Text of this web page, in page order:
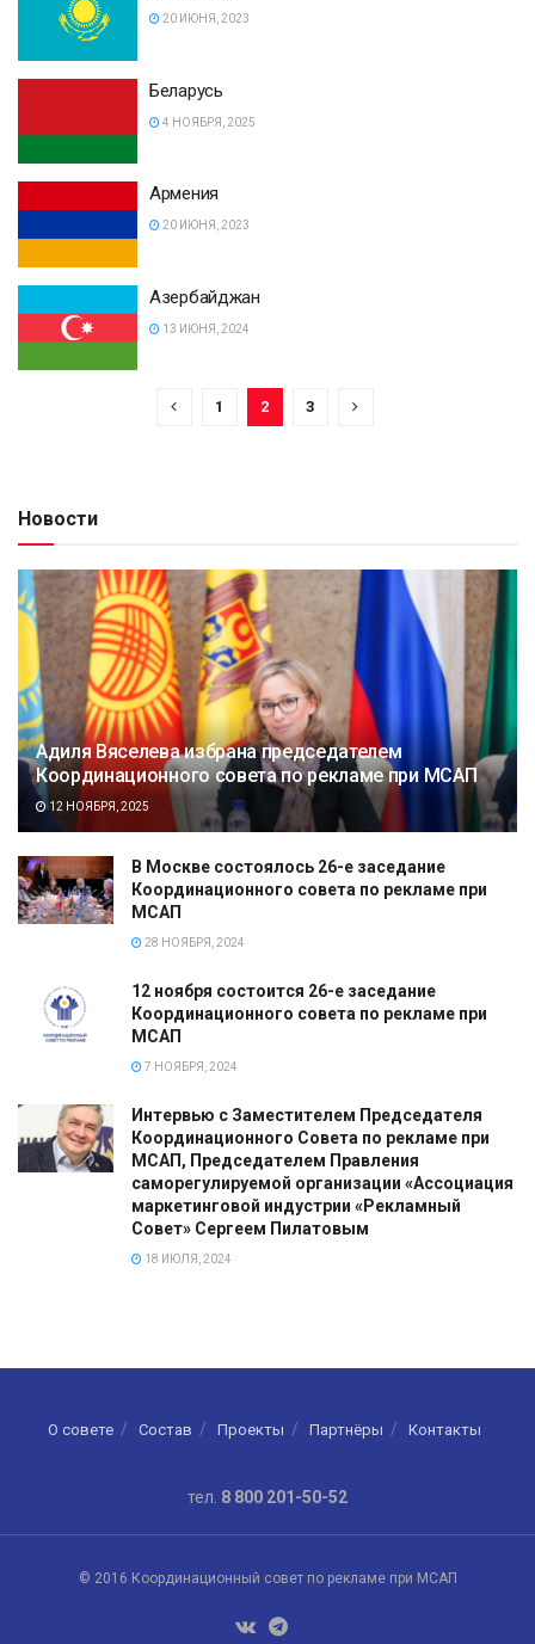
20 ИЮНЯ, 2023
Беларусь
4 НОЯБРЯ, 2025
Армения
20 ИЮНЯ, 2023
Азербайджан
13 ИЮНЯ, 2024
1 2 3
Новости
Адиля Вяселева избрана председателем
Координационного совета по рекламе при МСАП
12 НОЯБРЯ, 2025
В Москве состоялось 26-е заседание
Координационного совета по рекламе при
МСАП
28 НОЯБРЯ, 2024
12 ноября состоится 26-е заседание
Координационного совета по рекламе при
МСАП
7 НОЯБРЯ, 2024
Интервью с Заместителем Председателя
Координационного Совета по рекламе при
МСАП, Председателем Правления
саморегулируемой организации «Ассоциация
маркетинговой индустрии «Рекламный
Совет» Сергеем Пилатовым
18 ИЮЛЯ, 2024
О совете Состав Проекты Партнёры Контакты
тел. 8 800 201-50-52
© 2016 Координационный совет по рекламе при МСАП